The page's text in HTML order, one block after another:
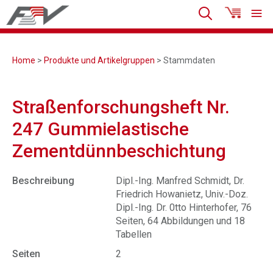
Home > Produkte und Artikelgruppen > Stammdaten
Straßenforschungsheft Nr.
247 Gummielastische
Zementdünnbeschichtung
Beschreibung
Dipl.-Ing. Manfred Schmidt, Dr.
Friedrich Howanietz, Univ.-Doz.
Dipl.-Ing. Dr. 0tto Hinterhofer, 76
Seiten, 64 Abbildungen und 18
Tabellen
Seiten
2